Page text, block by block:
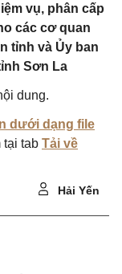
vụ, phân cấp
các cơ quan
tỉnh và Ủy ban
Sơn La
dung.
dưới dạng file
tại tab Tải về
Hải Yến